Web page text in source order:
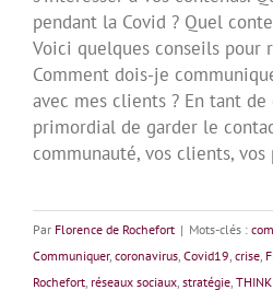
pendant la Covid ? Quel
Voici quelques conseils pour
Comment dois-je
avec mes clients ? En tant
primordial de garder le
communauté, vos clients,
Par Florence de Rochefort | Mots-clés :
Communiquer, coronavirus, Covid19, crise,
Rochefort, réseaux sociaux, stratégie,